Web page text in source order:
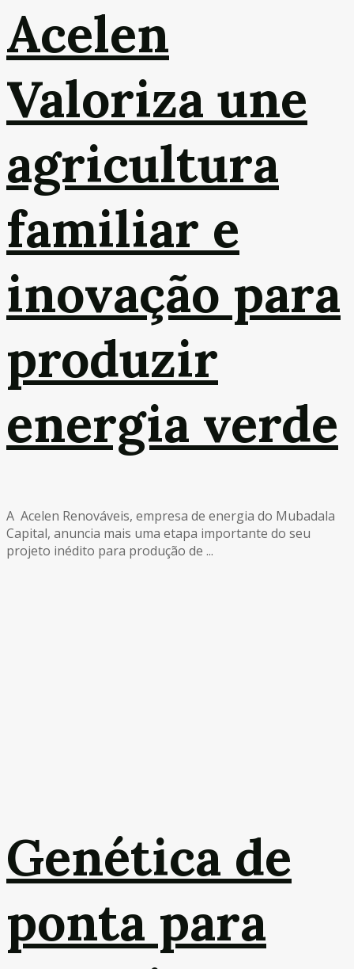
Acelen
Valoriza une
agricultura
familiar e
inovação para
produzir
energia verde
A Acelen Renováveis, empresa de energia do Mubadala
Capital, anuncia mais uma etapa importante do seu
projeto inédito para produção de ...
Genética de
ponta para